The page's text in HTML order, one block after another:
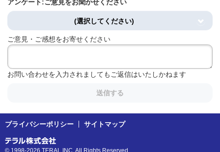
アンケート:ご意見をお聞かせください
(選択してください)
ご意見・ご感想をお寄せください
お問い合わせを入力されましてもご返信はいたしかねます
送信する
プライバシーポリシー サイトマップ
© 1998-2026 TERAL INC. All Rights Reserved.